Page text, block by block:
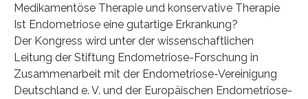
Medikamentöse Therapie und konservative Therapie
Ist Endometriose eine gutartige Erkrankung?
Der Kongress wird unter der wissenschaftlichen
Leitung der Stiftung Endometriose-Forschung in
Zusammenarbeit mit der Endometriose-Vereinigung
Deutschland e. V. und der Europäischen Endometriose-